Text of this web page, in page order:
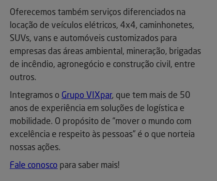
Oferecemos também serviços diferenciados na
locação de veículos elétricos, 4x4, caminhonetes,
SUVs, vans e automóveis customizados para
empresas das áreas ambiental, mineração, brigadas
de incêndio, agronegócio e construção civil, entre
outros.
Integramos o Grupo VIXpar, que tem mais de 50
anos de experiência em soluções de logística e
mobilidade. O propósito de “mover o mundo com
excelência e respeito às pessoas” é o que norteia
nossas ações.
Fale conosco para saber mais!